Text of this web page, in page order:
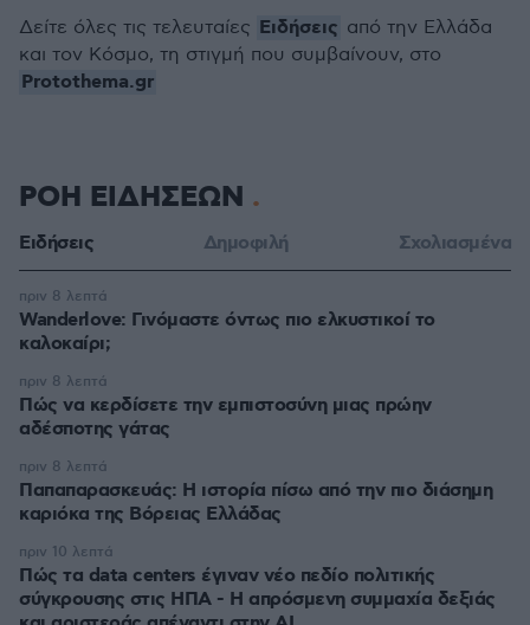
Δείτε όλες τις τελευταίες Ειδήσεις από την Ελλάδα
και τον Κόσμο, τη στιγμή που συμβαίνουν, στο
Protothema.gr
ΡΟΗ ΕΙΔΗΣΕΩΝ
Ειδήσεις Δημοφιλή Σχολιασμένα
Wanderlove: Γινόμαστε όντως πιο ελκυστικοί το
καλοκαίρι;
πριν 8 λεπτά
Πώς να κερδίσετε την εμπιστοσύνη μιας πρώην
αδέσποτης γάτας
πριν 8 λεπτά
Παπαπαρασκευάς: Η ιστορία πίσω από την πιο διάσημη
καριόκα της Βόρειας Ελλάδας
πριν 8 λεπτά
Πώς τα data centers έγιναν νέο πεδίο πολιτικής
σύγκρουσης στις ΗΠΑ - Η απρόσμενη συμμαχία δεξιάς
πριν 10 λεπτά